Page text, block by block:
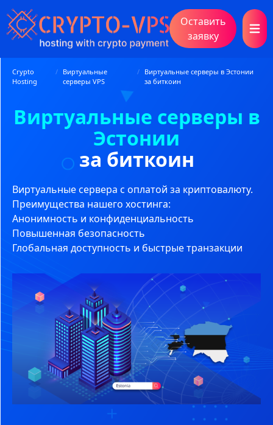
Оставить
заявку
Crypto
Hosting
/ Виртуальные
серверы VPS
/ Виртуальные серверы в Эстонии
за биткоин
Виртуальные серверы в
Эстонии
за биткоин
Виртуальные сервера с оплатой за криптовалюту.
Преимущества нашего хостинга:
Анонимность и конфиденциальность
Повышенная безопасность
Глобальная доступность и быстрые транзакции